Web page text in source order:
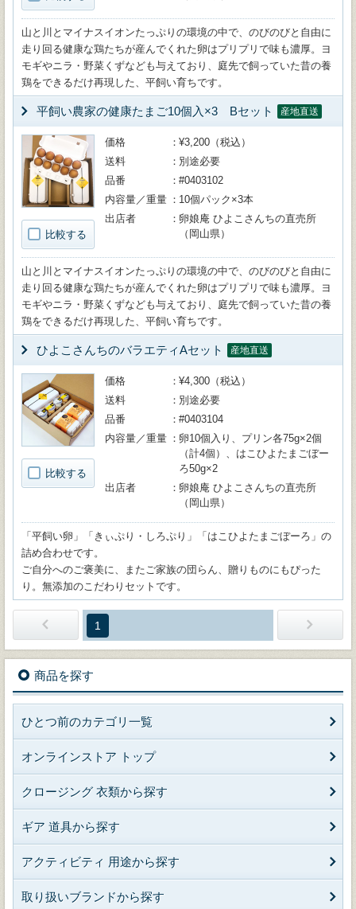
山と川とマイナスイオンたっぷりの環境の中で、のびのびと自由に
走り回る健康な鶏たちが産んでくれた卵はプリプリで味も濃厚。ヨ
モギやニラ・野菜くずなども与えており、庭先で飼っていた昔の養
鶏をできるだけ再現した、平飼い育ちです。
平飼い農家の健康たまご10個入×3 Bセット 産地直送
比較する
価格
¥3,200（税込）
送料
別途必要
品番
#0403102
内容量／重量
10個パック×3本
出店者
卵娘庵 ひよこさんちの直売所
（岡山県）
山と川とマイナスイオンたっぷりの環境の中で、のびのびと自由に
走り回る健康な鶏たちが産んでくれた卵はプリプリで味も濃厚。ヨ
モギやニラ・野菜くずなども与えており、庭先で飼っていた昔の養
鶏をできるだけ再現した、平飼い育ちです。
ひよこさんちのバラエティAセット 産地直送
比較する
価格
¥4,300（税込）
送料
別途必要
品番
#0403104
内容量／重量
卵10個入り、プリン各75g×2個
（計4個）、はこひよたまごぼー
ろ50g×2
出店者
卵娘庵 ひよこさんちの直売所
（岡山県）
「平飼い卵」「きぃぷり・しろぷり」「はこひよたまごぼーろ」の
詰め合わせです。
ご自分へのご褒美に、またご家族の団らん、贈りものにもぴった
り。無添加のこだわりセットです。
1
商品を探す
ひとつ前のカテゴリ一覧
オンラインストア トップ
クロージング 衣類から探す
ギア 道具から探す
アクティビティ 用途から探す
取り扱いブランドから探す